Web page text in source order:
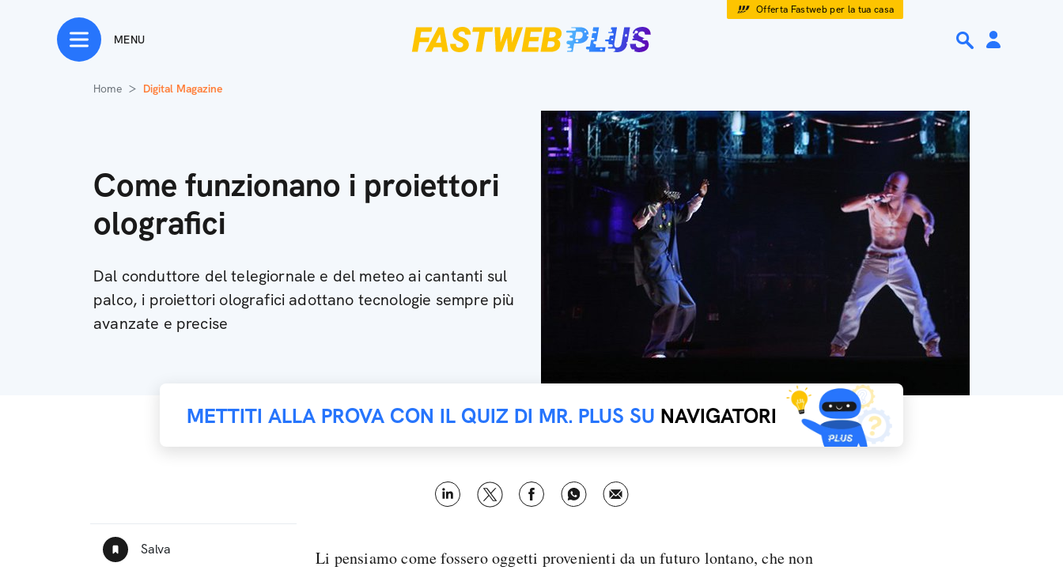
Offerta Fastweb per la tua casa
MENU
Home Digital Magazine
Come funzionano i proiettori
olografici
Dal conduttore del telegiornale e del meteo ai cantanti sul
palco, i proiettori olografici adottano tecnologie sempre più
avanzate e precise
METTITI ALLA PROVA CON IL QUIZ DI MR. PLUS SU NAVIGATORI
Li pensiamo come fossero oggetti provenienti da un futuro lontano, che non